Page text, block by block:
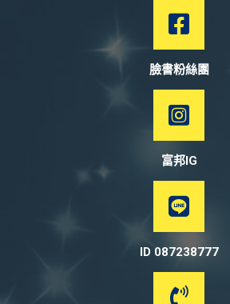
臉書粉絲團
富邦IG
ID 087238777